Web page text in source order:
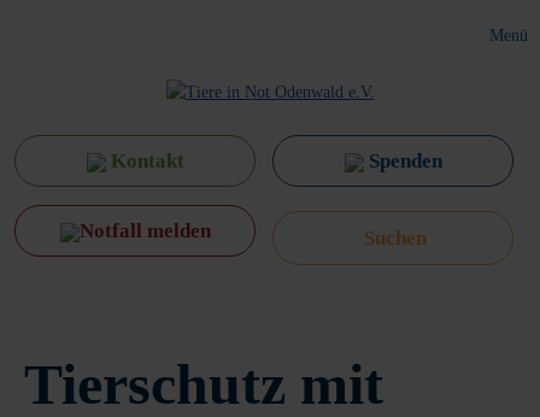
Menü
Kontakt Spenden
Notfall melden
Tierschutz mit